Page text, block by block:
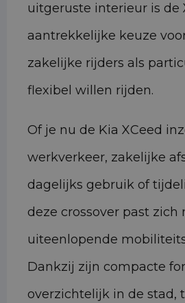
uitgeruste interieur is de
aantrekkelijke keuze
zakelijke rijders als
flexibel willen rijden.
Of je nu de Kia XCeed
werkverkeer, zakelijke
dagelijks gebruik of
deze crossover past zich
uiteenlopende
Dankzij zijn compacte
overzichtelijk in de stad,